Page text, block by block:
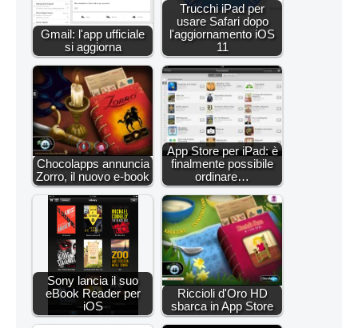
Gmail: l'app ufficiale
si aggiorna
Trucchi iPad per
usare Safari dopo
l'aggiornamento iOS
11
Chocolapps annuncia
Zorro, il nuovo e-book
App Store per iPad: è
finalmente possibile
ordinare…
Sony lancia il suo
eBook Reader per
iOS
Riccioli d'Oro HD
sbarca in App Store